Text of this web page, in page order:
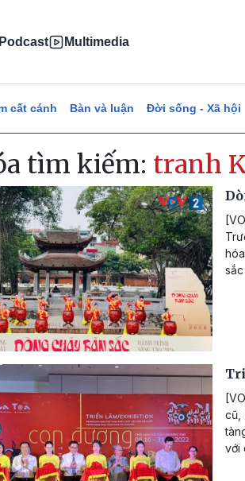
Podcast Multimedia
cất cánh Bàn và luận Đời sống - Xã hội
tìm kiếm: tranh
cũ,
với